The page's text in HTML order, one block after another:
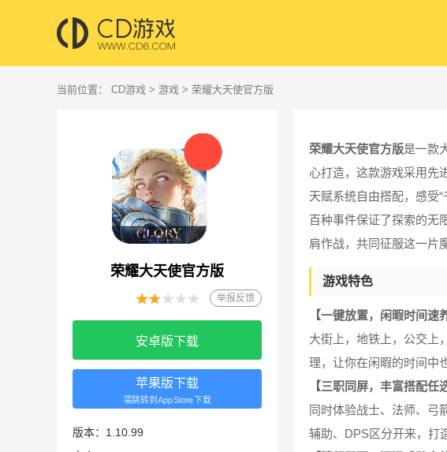
当前位置： CD游戏 > 游戏 > 荣耀大天使官方版
荣耀大天使官方版
举报反馈
安卓版下载
苹果版下载
需跳转到AppStore下载
版本：1.10.99
荣耀大天使官方版是一款
心打造，这款游戏采用先
天赋系统自由搭配，感受
百种事件保证了探索的无
肩作战，共同征服这一片
游戏特色
【一键放置，闲暇时间速
大街上，地铁上，公交上
理，让你在闲暇的时间中
【三职同屏，丰富搭配任
同时体验战士、法师、弓
辅助、DPS区分开来，打